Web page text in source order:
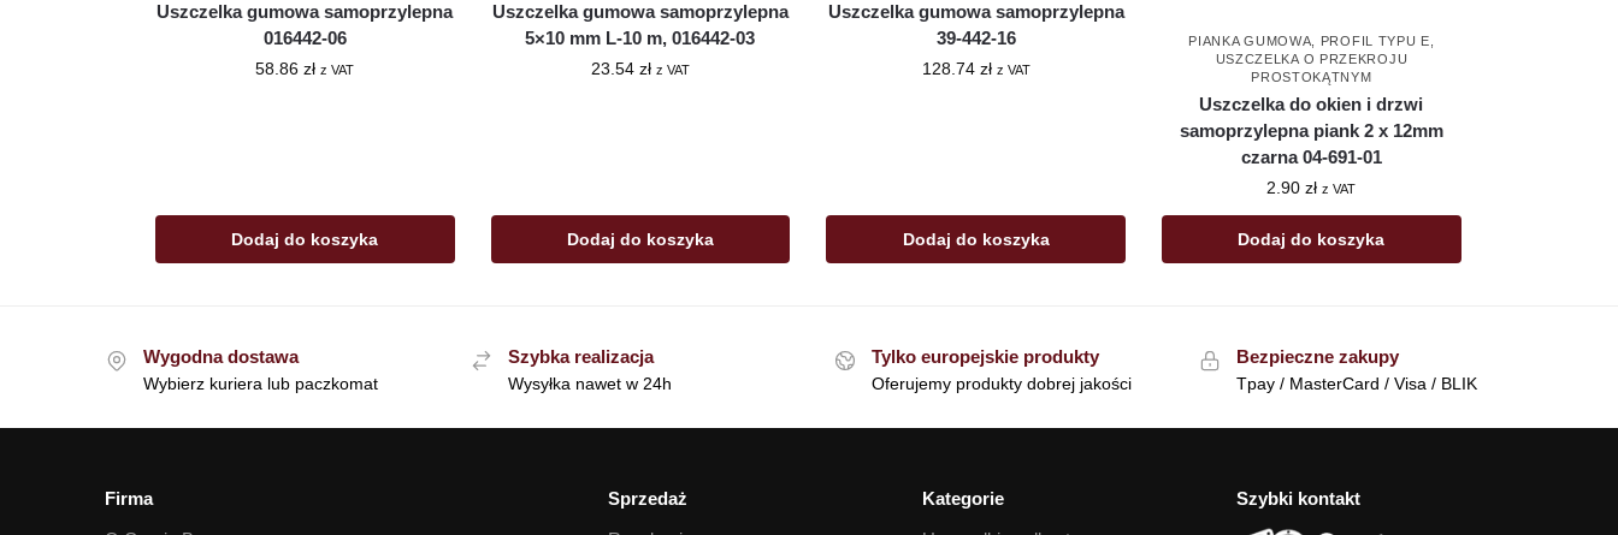
Uszczelka gumowa samoprzylepna
016442-06
58.86zł z VAT
Dodaj do koszyka
Uszczelka gumowa samoprzylepna
5×10 mm L-10 m, 016442-03
23.54 zł z VAT
Dodaj do koszyka
Uszczelka gumowa samoprzylepna
39-442-16
128.74 zł z VAT
Dodaj do koszyka
PIANKA GUMOWA, PROFIL TYPU E,
USZCZELKA O PRZEKROJU
PROSTOKĄTNYM
Uszczelka do okien i drzwi
samoprzylepna piank 2 x 12mm
czarna 04-691-01
2.90zł z VAT
Dodaj do koszyka
Wygodna dostawa
Wybierz kuriera lub paczkomat
Szybka realizacja
Wysyłka nawet w 24h
Tylko europejskie produkty
Oferujemy produkty dobrej jakości
Bezpieczne zakupy
Tpay / MasterCard / Visa / BLIK
Firma Sprzedaż Kategorie Szybki kontakt